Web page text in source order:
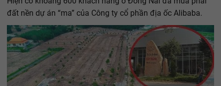
đất nền dự án “ma” của Công ty cổ phần địa ốc Alibaba.